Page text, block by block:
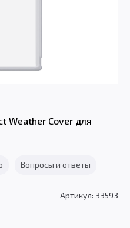
Weather Cover для
Вопросы и ответы
Артикул: 33593